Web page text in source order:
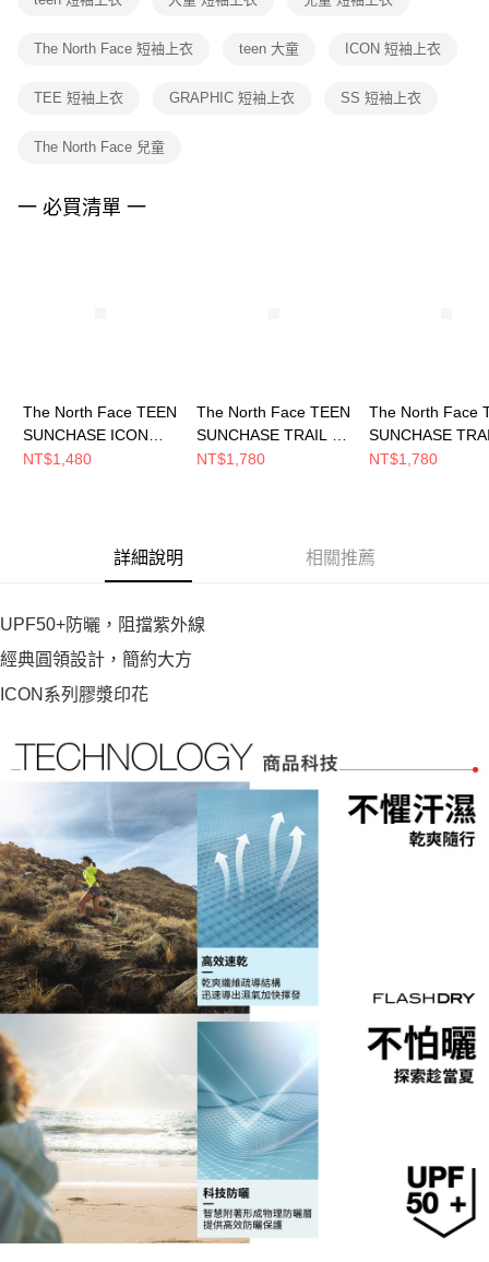
１．透過由恩沛科技股份有限公司提供之「AFTEE先享後付」服務完成之交
權轉讓予恩沛科技股份有限公司。
３．未成年的使用者請事先徵得法定代理人或監護人之同意方可使用
４．使用「AFTEE先享後付」時，將依據個別帳號之用戶狀況，依本公司即
The North Face 短袖上衣 teen 大童 ICON 短袖上衣
TEE 短袖上衣 GRAPHIC 短袖上衣 SS 短袖上衣
The North Face 兒童
一 必買清單 一
The North Face TEEN
SUNCHASE ICON
PATCH SS TEE
NT$1,480
The North Face TEEN
SUNCHASE TRAIL SS
TEE GRAPHIC - AP
NT$1,780
The North Face
SUNCHASE
TEE GRAPHIC -
NT$1,780
詳細說明 相關推薦
UPF50+防曬，阻擋紫外線
經典圓領設計，簡約大方
ICON系列膠漿印花